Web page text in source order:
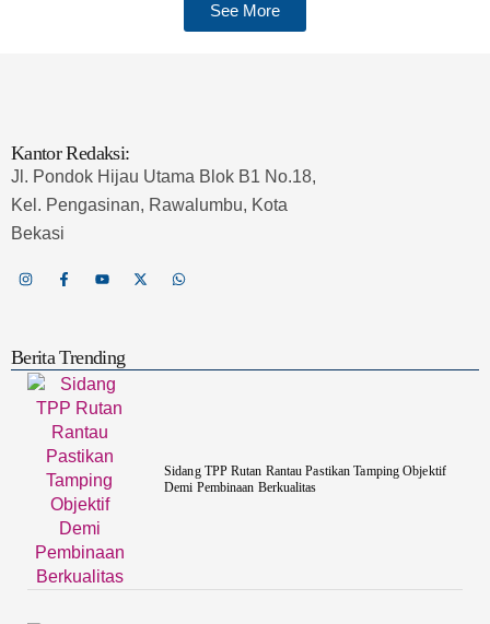
See More
Kantor Redaksi:
Jl. Pondok Hijau Utama Blok B1 No.18,
Kel. Pengasinan, Rawalumbu, Kota
Bekasi
Berita Trending
Sidang TPP Rutan Rantau Pastikan Tamping Objektif
Demi Pembinaan Berkualitas